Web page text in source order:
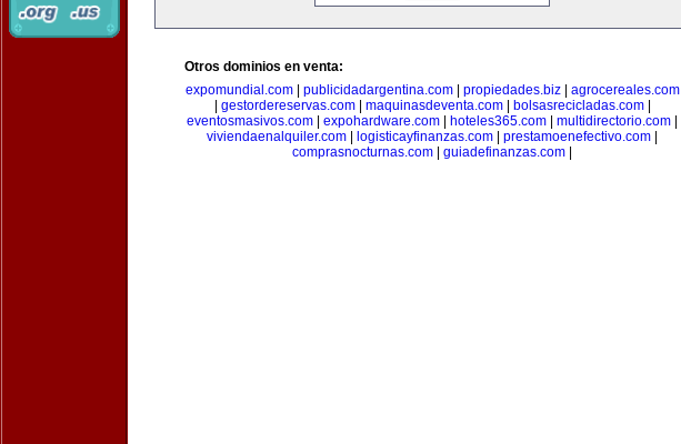
Otros dominios en venta:
expomundial.com| publicidadargentina.com| propiedades.biz| agrocereales.com
gestordereservas.com| maquinasdeventa.com| bolsasrecicladas.com|
eventosmasivos.com
expohardware.com hoteles365.com multidirectorio.com
viviendaenalquiler.com
logisticayfinanzas.com prestamoenefectivo.com
comprasnocturnas.com
guiadefinanzas.com